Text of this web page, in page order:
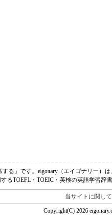
する」です。eigonary（エイゴナリー
るTOEFL・TOEIC・英検の英語学習辞
当サイトに関して
Copyright(C) 2026